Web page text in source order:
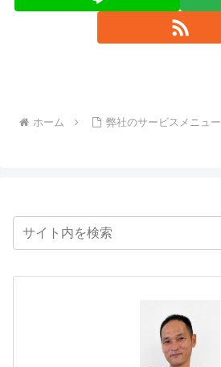
ホーム 弊社のサービスメニュー